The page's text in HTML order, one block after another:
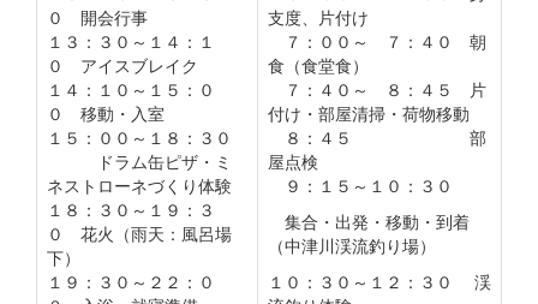
０ 開会行事
１３：３０～１４：１
０ アイスブレイク
１４：１０～１５：０
０ 移動・入室
１５：００～１８：３０
ドラム缶ピザ・ミ
ネストローネづくり体験
１８：３０～１９：３
０ 花火（雨天：風呂場
下）
１９：３０～２２：０
支度、片付け
７：００～ ７：４０ 朝
食（食堂食）
７：４０～ ８：４５ 片
付け・部屋清掃・荷物移動
８：４５ 部
屋点検
９：１５～１０：３０
集合・出発・移動・到着
（中津川渓流釣り場）
１０：３０～１２：３０ 渓